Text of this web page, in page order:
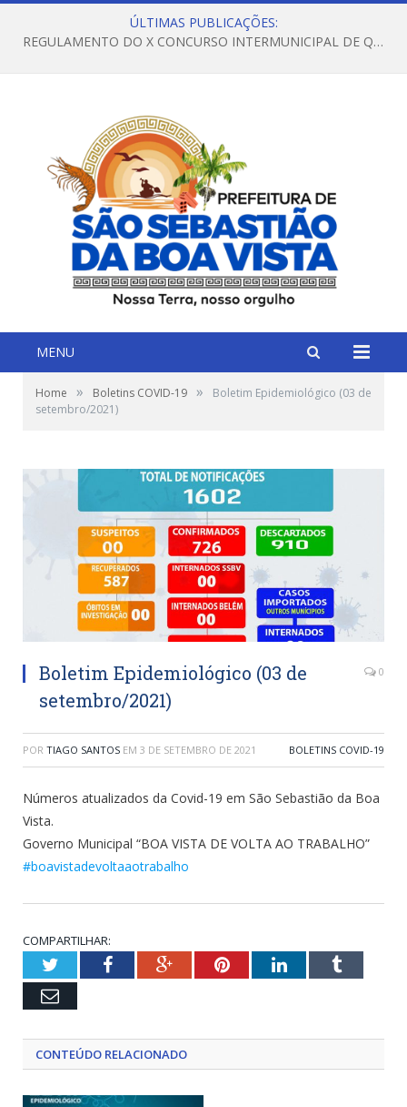
ÚLTIMAS PUBLICAÇÕES:
REGULAMENTO DO X CONCURSO INTERMUNICIPAL DE QUADRILHAS JUNINAS – 2026 – ARRAIÁ DA VENEZA
MENU
Home » Boletins COVID-19 »
Boletim Epidemiológico (03 de
setembro/2021)
Boletim Epidemiológico (03 de
setembro/2021)
0
POR TIAGO SANTOS EM 3 DE SETEMBRO DE 2021 BOLETINS COVID-19
Números atualizados da Covid-19 em São Sebastião da Boa
Vista.
Governo Municipal “BOA VISTA DE VOLTA AO TRABALHO”
#boavistadevoltaaotrabalho
COMPARTILHAR:
TwitterFacebookGoogle+PinterestLinkedInTumblr
Email
CONTEÚDO RELACIONADO